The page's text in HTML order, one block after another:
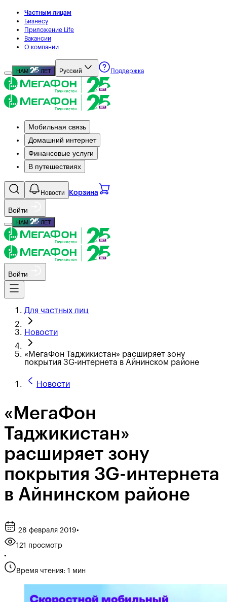
Частным лицам
Бизнесу
Приложение Life
Вакансии
О компании
НАМ ЛЕТ Русский Поддержка
Мобильная связь
Домашний интернет
Финансовые услуги
В путешествиях
Новости Корзина
Войти
НАМ ЛЕТ
Войти
Для частных лиц
Новости
«МегаФон Таджикистан» расширяет зону
покрытия 3G-интернета в Айнинском районе
Новости
«МегаФон
Таджикистан»
расширяет зону
покрытия 3G-интернета
в Айнинском районе
28 февраля 2019•
121 просмотр
•
Время чтения: 1 мин